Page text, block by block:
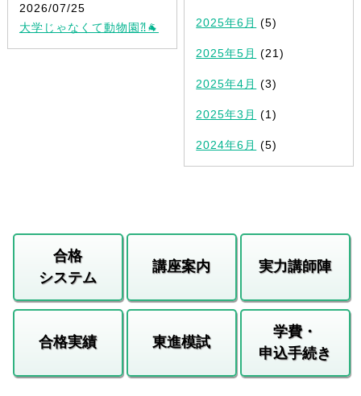
2026/07/25
大学じゃなくて動物園⁈🐐
2025年6月 (5)
2025年5月 (21)
2025年4月 (3)
2025年3月 (1)
2024年6月 (5)
合格
システム
講座案内 実力講師陣
合格実績 東進模試
学費・
申込手続き